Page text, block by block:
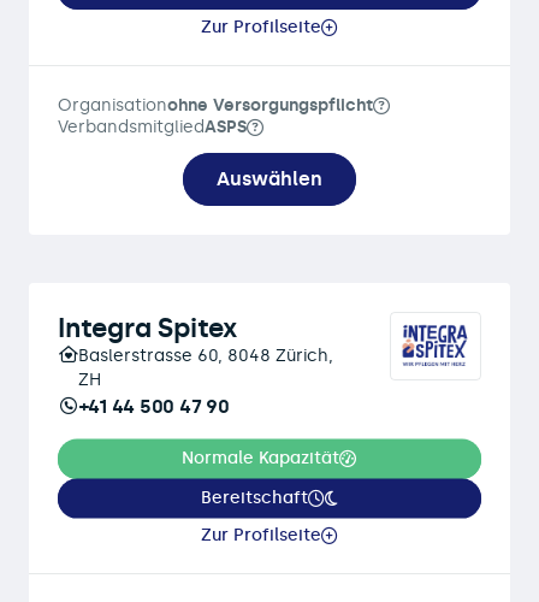
Zur Profilseite
Organisationohne Versorgungspflicht
VerbandsmitgliedASPS
Auswählen
Integra Spitex
Baslerstrasse 60, 8048 Zürich,
ZH
+41 44 500 47 90
Normale Kapazität
Bereitschaft
Zur Profilseite